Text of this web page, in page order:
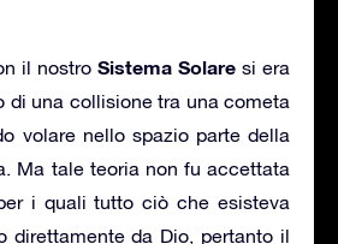
il nostro Sistema Solare si era
di una collisione tra una cometa
volare nello spazio parte della
Ma tale teoria non fu accettata
i quali tutto ciò che esisteva
direttamente da Dio, pertanto il